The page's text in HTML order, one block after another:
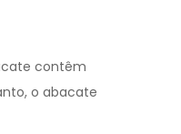
contêm
o abacate